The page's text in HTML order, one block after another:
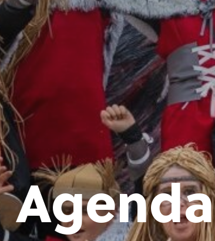
Agenda